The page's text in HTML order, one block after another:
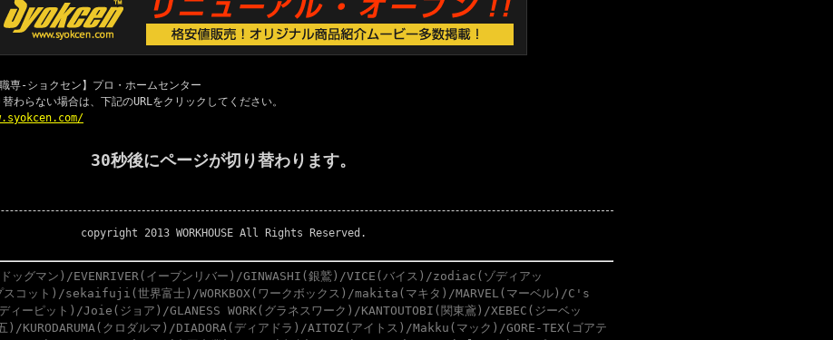
専-ショクセン】プロ・ホームセンター
わらない場合は、下記のURLをクリックしてください。
30秒後にページが切り替わります。
copyright 2013 WORKHOUSE All Rights Reserved.
ドッグマン)/EVENRIVER(イーブンリバー)/GINWASHI(銀鷲)/VICE(バイス)/zodiac(ゾディアッ
スコット)/sekaifuji(世界富士)/WORKBOX(ワークボックス)/makita(マキタ)/MARVEL(マーベル)/C's
ーピット)/Joie(ジョア)/GLANESS WORK(グラネスワーク)/KANTOUTOBI(関東鳶)/XEBEC(ジーベッ
)/KURODARUMA(クロダルマ)/DIADORA(ディアドラ)/AITOZ(アイトス)/Makku(マック)/GORE-TEX(ゴアテ